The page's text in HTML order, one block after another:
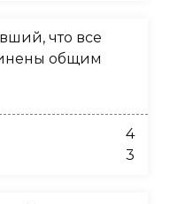
что все
общим
4
3